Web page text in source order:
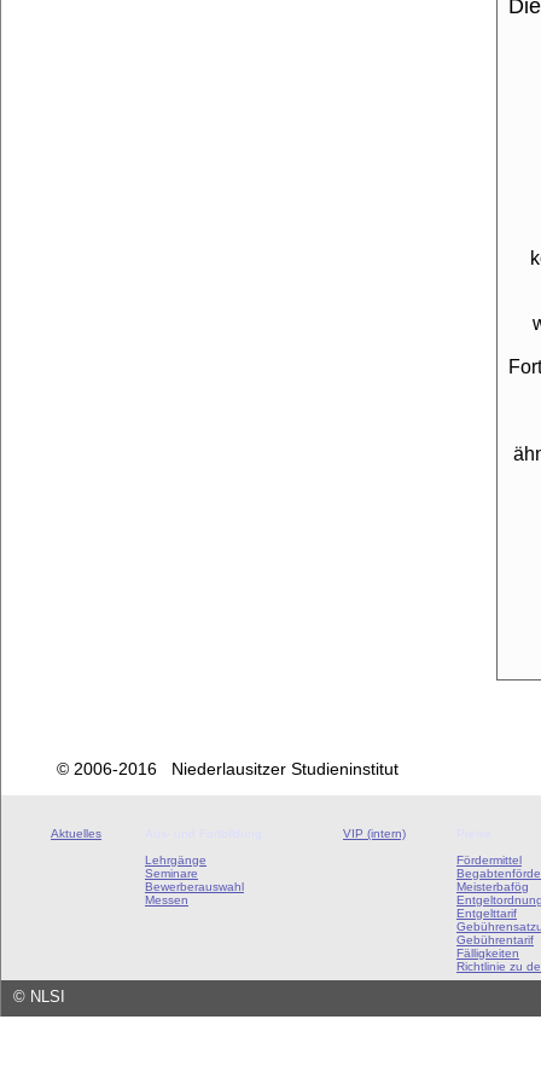
© 2006-2016 Niederlausitzer Studieninstitut
Aktuelles
Lehrgänge
Seminare
Bewerberauswahl
Messen
VIP (intern)
Fördermittel
Meisterbafög
Entgelttarif
Gebührentarif
Fälligkeiten
Richtlinie zu
© NLSI